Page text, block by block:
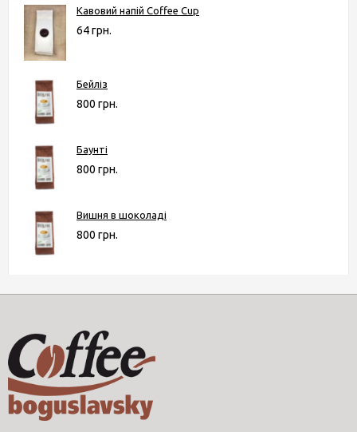
Кавовий напій Coffee Cup
64 грн.
Бейліз
800 грн.
Баунті
800 грн.
Вишня в шоколаді
800 грн.